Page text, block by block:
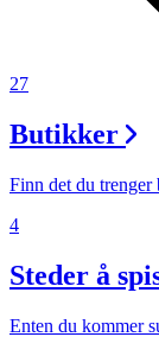
Søk
Åpningstider
Praktisk
27
Butikker
Finn det du
4
Steder å
Enten du kommer